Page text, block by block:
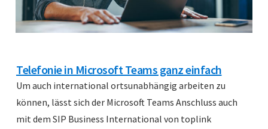
Telefonie in Microsoft Teams ganz einfach
Um auch international ortsunabhängig arbeiten zu
können, lässt sich der Microsoft Teams Anschluss auch
mit dem SIP Business International von toplink